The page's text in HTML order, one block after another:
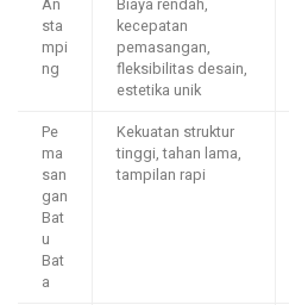
sta
mpi
ng
kecepatan
pemasangan,
fleksibilitas desain,
estetika unik
Pe
ma
san
gan
Bat
u
Bat
a
Kekuatan struktur
tinggi, tahan lama,
tampilan rapi